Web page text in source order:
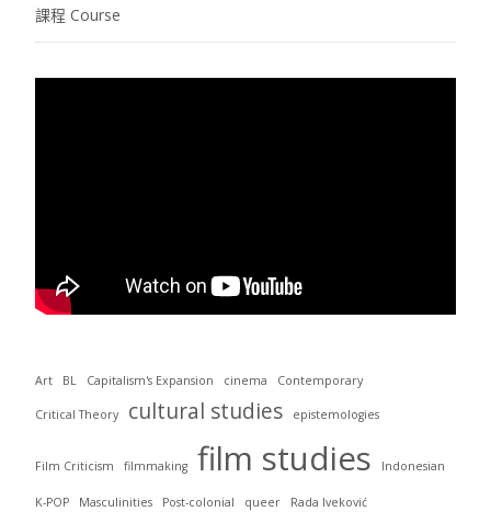
課程 Course
Art BL Capitalism's Expansion cinema Contemporary
Critical Theory cultural studies epistemologies
Film Criticism filmmaking film studies Indonesian
K-POP Masculinities Post-colonial queer Rada Iveković